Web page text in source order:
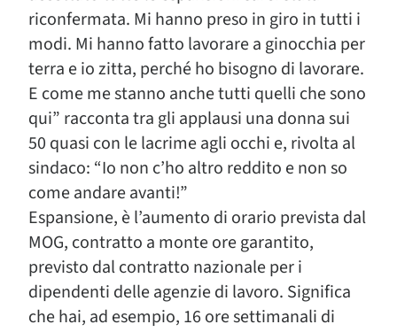
riconfermata. Mi hanno preso in giro in tutti i
modi. Mi hanno fatto lavorare a ginocchia per
terra e io zitta, perché ho bisogno di lavorare.
E come me stanno anche tutti quelli che sono
qui” racconta tra gli applausi una donna sui
50 quasi con le lacrime agli occhi e, rivolta al
sindaco: “Io non c’ho altro reddito e non so
come andare avanti!”
Espansione, è l’aumento di orario prevista dal
MOG, contratto a monte ore garantito,
previsto dal contratto nazionale per i
dipendenti delle agenzie di lavoro. Significa
che hai, ad esempio, 16 ore settimanali di